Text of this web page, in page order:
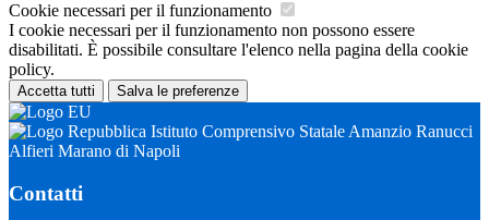
Cookie necessari per il funzionamento
I cookie necessari per il funzionamento non possono essere
disabilitati. È possibile consultare l'elenco nella pagina della cookie
policy.
Accetta tutti Salva le preferenze
Istituto Comprensivo Statale Amanzio Ranucci
Alfieri Marano di Napoli
Contatti